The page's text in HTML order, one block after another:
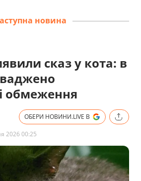
новина
сказ у кота: в
обмеження
ОБЕРИ НОВИНИ.LIVE В
2026 00:25